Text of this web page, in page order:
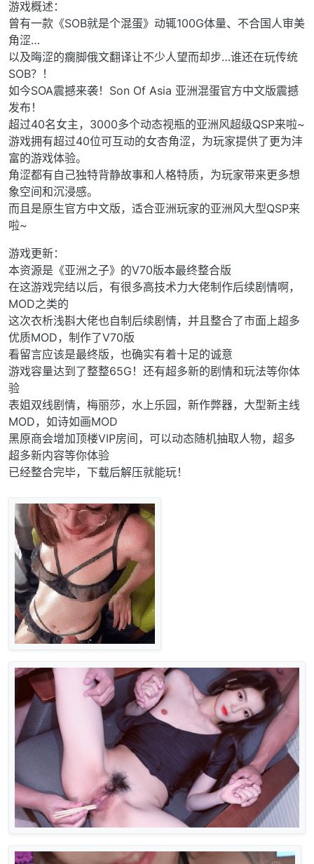
游戏概述：
曾有一款《SOB就是个混蛋》动辄100G体量、不合国人审美
角涩…
以及晦涩的瘸脚俄文翻译让不少人望而却步…谁还在玩传统
SOB？！
如今SOA震撼来袭！Son Of Asia 亚洲混蛋官方中文版震撼
发布！
超过40名女主，3000多个动态视瓶的亚洲风超级QSP来啦~
游戏拥有超过40位可互动的女杏角涩，为玩家提供了更为沣
富的游戏体验。
角涩都有自己独特背静故事和人格特质，为玩家带来更多想
象空间和沉浸感。
而且是原生官方中文版，适合亚洲玩家的亚洲风大型QSP来
啦~
游戏更新：
本资源是《亚洲之子》的V70版本最终整合版
在这游戏完结以后，有很多高技术力大佬制作后续剧情啊，
MOD之类的
这次衣析浅斟大佬也自制后续剧情，并且整合了市面上超多
优质MOD，制作了V70版
看留言应该是最终版，也确实有着十足的诚意
游戏容量达到了整整65G！还有超多新的剧情和玩法等你体
验
表姐双线剧情，梅丽莎，水上乐园，新作弊器，大型新主线
MOD，如诗如画MOD
黑原商会增加顶楼VIP房间，可以动态随机抽取人物，超多
超多新内容等你体验
已经整合完毕，下载后解压就能玩！